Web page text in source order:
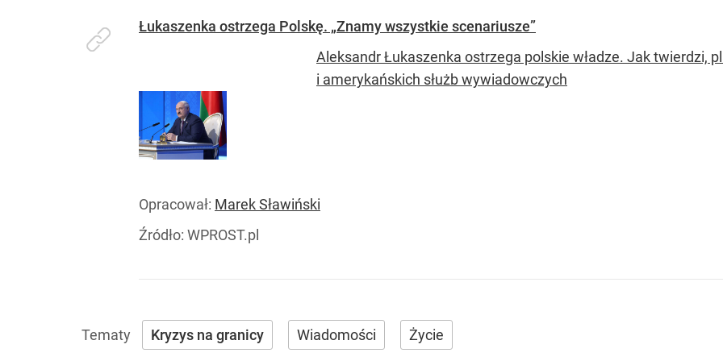
Łukaszenka ostrzega Polskę. „Znamy wszystkie scenariusze”
Aleksandr Łukaszenka ostrzega polskie władze. Jak twierdzi,
i amerykańskich służb wywiadowczych
Opracował: Marek Sławiński
Źródło: WPROST.pl
Kryzys na granicy Wiadomości Życie